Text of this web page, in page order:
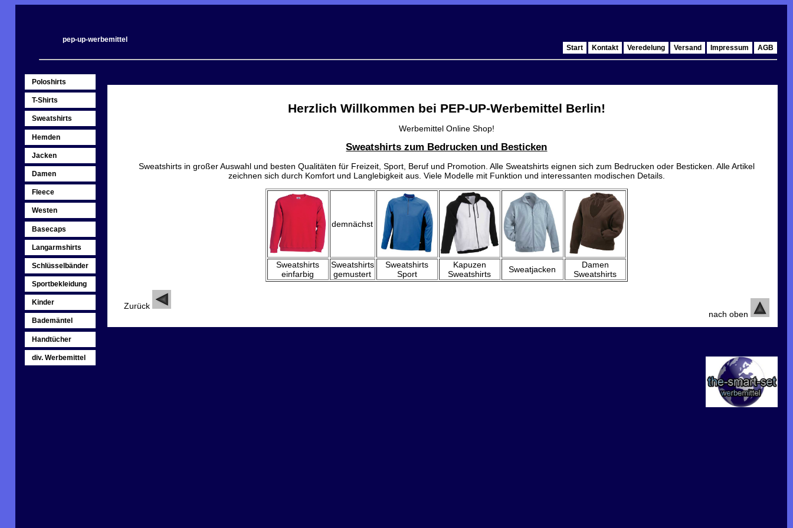
pep-up-werbemittel
Start
Kontakt Veredelung Versand Impressum AGB
Poloshirts
T-Shirts
Sweatshirts
Hemden
Jacken
Damen
Fleece
Westen
Basecaps
Langarmshirts
Schlüsselbänder
Sportbekleidung
Kinder
Bademäntel
Handtücher
div. Werbemittel
Herzlich Willkommen bei PEP-UP-Werbemittel Berlin!
Werbemittel Online Shop!
Sweatshirts zum Bedrucken und Besticken
Sweatshirts in großer Auswahl und besten Qualitäten für Freizeit, Sport, Beruf und Promotion. Alle Sweatshirts eignen sich zum Bedrucken oder Besticken. Alle Artikel
zeichnen sich durch Komfort und Langlebigkeit aus. Viele Modelle mit Funktion und interessanten modischen Details.
demnächst
Sweatshirts
einfarbig
Sweatshirts
gemustert
Sweatshirts
Sport
Kapuzen
Sweatshirts
Sweatjacken
Damen
Sweatshirts
nach oben
Zurück